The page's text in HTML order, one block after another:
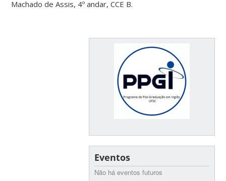
Machado de Assis, 4º andar, CCE B.
Eventos
Não há eventos futuros